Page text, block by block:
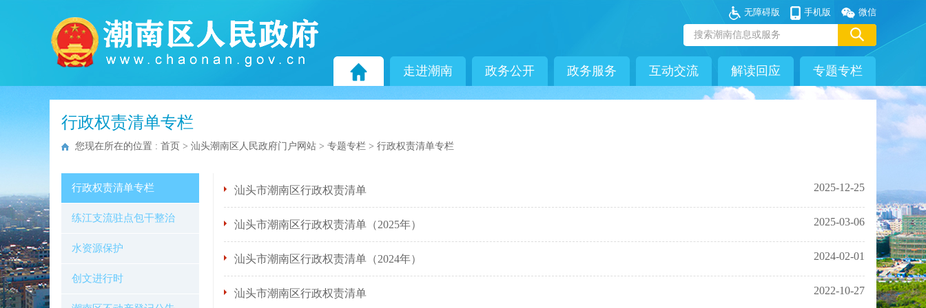
微信
手机版
无障碍版
走进潮南 政务公开 政务服务 互动交流 解读回应 专题专栏
行政权责清单专栏
您现在所在的位置 : 首页 > 汕头潮南区人民政府门户网站 > 专题专栏 > 行政权责清单专栏
行政权责清单专栏
练江支流驻点包干整治
水资源保护
创文进行时
汕头市潮南区行政权责清单 2025-12-25
汕头市潮南区行政权责清单（2025年） 2025-03-06
汕头市潮南区行政权责清单（2024年） 2024-02-01
汕头市潮南区行政权责清单 2022-10-27